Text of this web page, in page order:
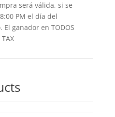
será válida, si se
PM el día del
ganador en TODOS